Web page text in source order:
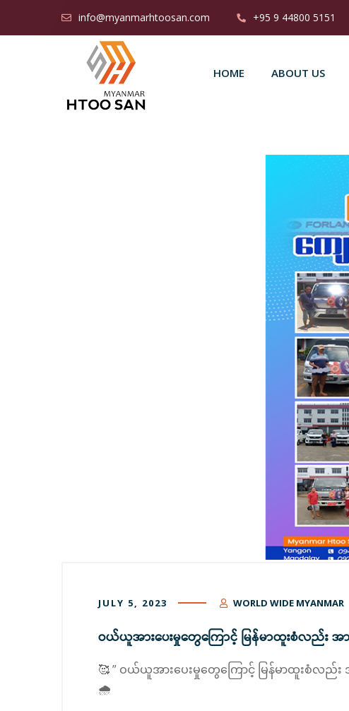
+95 9 44800 5151
info@myanmarhtoosan.com
HOME ABOUT US
JULY 5, 2023 WORLD WIDE MYANMAR
ဝယ်ယူအား‌ပေးမှုတွေကြောင့် မြန်မာထူးစံလည်း
🥰 ” ဝယ်ယူအား‌ပေးမှုတွေကြောင့် မြန်မာထူးစံလည်
🌧️